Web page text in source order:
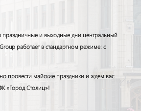
праздничные и выходные дни центральный
работает в стандартном режиме: с
провести майские праздники и ждем вас
«Город Столиц»!